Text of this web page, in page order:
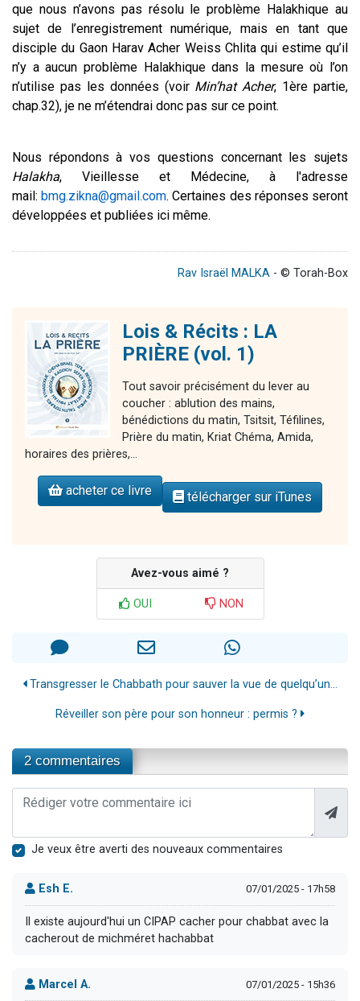
que nous n’avons pas résolu le problème Halakhique au
sujet de l’enregistrement numérique, mais en tant que
disciple du Gaon Harav Acher Weiss Chlita qui estime qu’il
n’y a aucun problème Halakhique dans la mesure où l’on
n’utilise pas les données (voir Min’hat Acher, 1ère partie,
chap.32), je ne m’étendrai donc pas sur ce point.
Nous répondons à vos questions concernant les sujets
Halakha, Vieillesse et Médecine, à l'adresse
mail:bmg.zikna@gmail.com. Certaines des réponses seront
développées et publiées ici même.
Rav Israël MALKA - © Torah-Box
Lois & Récits : LA
PRIÈRE (vol. 1)
Tout savoir précisément du lever au
coucher : ablution des mains,
bénédictions du matin, Tsitsit, Téfilines,
Prière du matin, Kriat Chéma, Amida,
horaires des prières,...
acheter ce livre télécharger sur iTunes
Avez-vous aimé ?
OUI NON
Transgresser le Chabbath pour sauver la vue de quelqu’un...
Réveiller son père pour son honneur : permis ?
2 commentaires
Je veux être averti des nouveaux commentaires
Esh E. 07/01/2025 - 17h58
Il existe aujourd'hui un CIPAP cacher pour chabbat avec la
cacherout de michméret hachabbat
Marcel A. 07/01/2025 - 15h36